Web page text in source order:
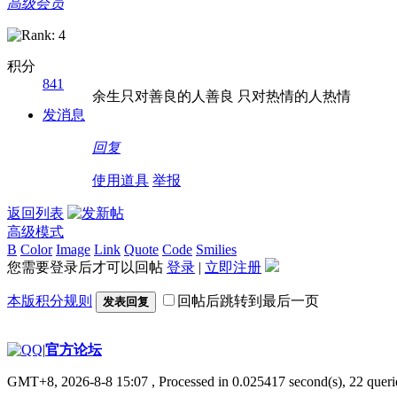
积分
841
发消息
余生只对善良的人善良 只对热情的人热情
回复
使用道具 举报
返回列表
高级模式
B Color Image Link Quote Code Smilies
您需要登录后才可以回帖 登录 | 立即注册
本版积分规则 发表回复 回帖后跳转到最后一页
|官方论坛
GMT+8, 2026-8-8 15:07 , Processed in 0.025417 second(s), 22